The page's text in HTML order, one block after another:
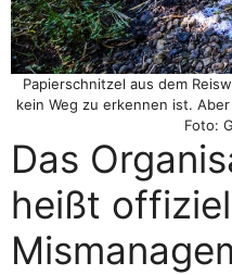
Papierschnitzel aus dem
kein Weg zu erkennen ist.
Foto:
Das
heißt